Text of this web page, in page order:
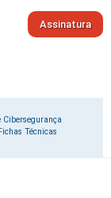
Assinatura
Cibersegurança
Técnicas